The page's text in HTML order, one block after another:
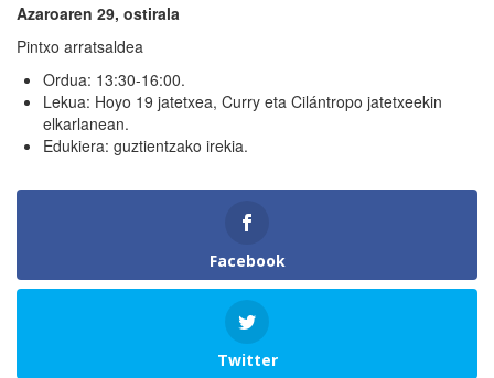
Azaroaren 29, ostirala
Pintxo arratsaldea
Ordua: 13:30-16:00.
Lekua: Hoyo 19 jatetxea, Curry eta Cilántropo jatetxeekin
elkarlanean.
Edukiera: guztientzako irekia.
Facebook
Twitter